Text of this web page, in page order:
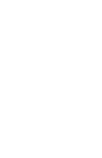
+ space bar.